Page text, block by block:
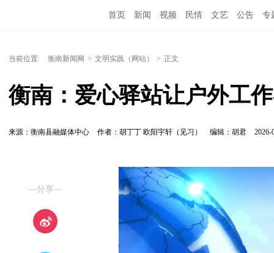
首页 新闻 视频 民情 文艺 公告 专
当前位置: 衡南新闻网 > 文明实践（网站） > 正文
衡南：爱心驿站让户外工
来源：衡南县融媒体中心 作者：胡丁丁 欧阳宇轩（见习） 编辑：胡君 2026-
—分享—